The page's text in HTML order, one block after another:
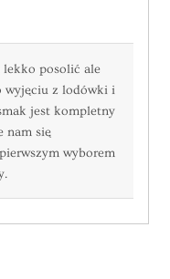
lekko posolić ale
wyjęciu z lodówki i
jest kompletny
nam się
wyborem